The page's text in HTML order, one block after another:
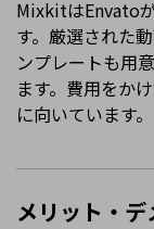
MixkitはEnvato
す。厳選された
ンプレートも用
ます。費用をか
に向いています。
メリット・デ